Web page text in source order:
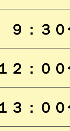
９：３
２：０
３：０